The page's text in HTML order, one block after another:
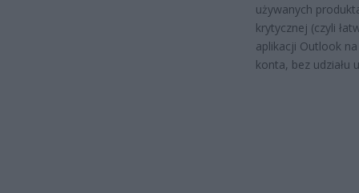
używanych
krytycznej (czyli
aplikacji Outlook
konta, bez udziału